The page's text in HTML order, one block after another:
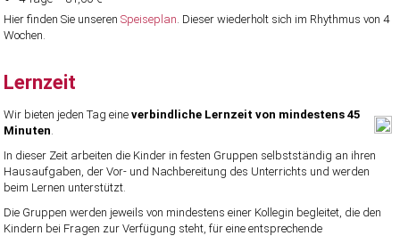
Hier finden Sie unserenSpeiseplan . Dieser wiederholt sich im Rhythmus von 4
Wochen.
Lernzeit
Wir bieten jeden Tag eineverbindliche Lernzeit von mindestens 45
Minuten
In dieser Zeit arbeiten die Kinder in festen Gruppen selbstständig an ihren
Hausaufgaben, der Vor- und Nachbereitung des Unterrichts und werden
beim Lernen unterstützt.
Die Gruppen werden jeweils von mindestens einer Kollegin begleitet, die den
Kindern bei Fragen zur Verfügung steht, für eine entsprechende